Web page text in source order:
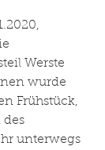
Werste
wurde
Frühstück,
des
unterwegs